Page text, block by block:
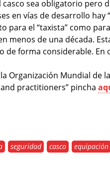
sea obligatorio pero
en vías de desarrollo hay “
para el “taxista” como
menos de una década.
de forma considerable.
Organización Mundial de
practitioners” pincha
seguridad casco equipación